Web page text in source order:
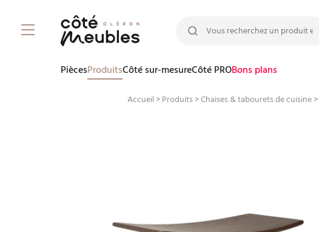
Rechercher :
PiècesProduitsCôté sur-mesureCôté PROBons plans
Accueil > Produits>Chaises & tabourets de cuisine>